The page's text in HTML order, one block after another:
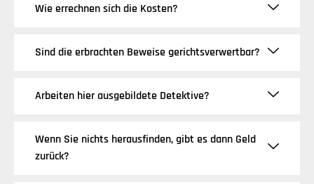
Wie errechnen sich die Kosten?
Sind die erbrachten Beweise gerichtsverwertbar?
Arbeiten hier ausgebildete Detektive?
Wenn Sie nichts herausfinden, gibt es dann Geld
zurück?